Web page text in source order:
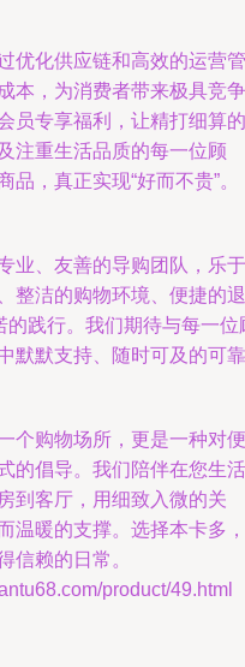
优化供应链和高效的运营管
本，为消费者带来极具竞争
员专享福利，让精打细算的
注重生活品质的每一位顾
，真正实现“好而不贵”。
业、友善的导购团队，乐于
整洁的购物环境、便捷的退
的践行。我们期待与每一位
默默支持、随时可及的可靠
个购物场所，更是一种对便
的倡导。我们陪伴在您生活
到客厅，用细致入微的关
温暖的支撑。选择本卡多，
信赖的日常。
product/49.html